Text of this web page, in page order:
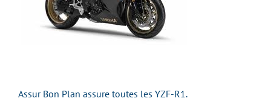
Assur Bon Plan assure toutes les YZF-R1.